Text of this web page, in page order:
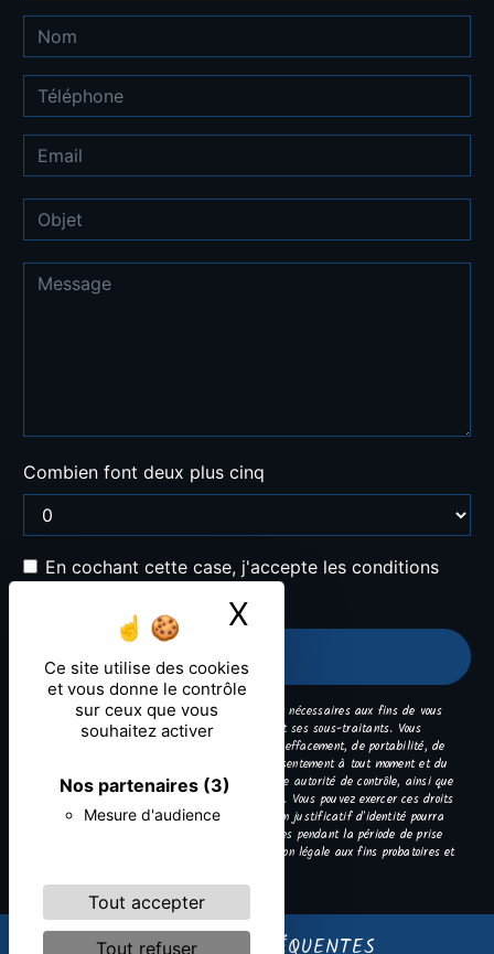
Ce site utilise des cookies
et vous donne le contrôle
sur ceux que vous
souhaitez activer
Nos partenaires (3)
Mesure d'audience
Tout accepter
Tout refuser
X
Combien font deux plus cinq
En cochant cette case, j'accepte les conditions
** Les données personnelles communiquées sont nécessaires aux fins de vous
contacter. Elles sont destinées à l'entreprise et ses sous-traitants. Vous
disposez de droits d’accès, de rectification, d’effacement, de portabilité, de
limitation, d’opposition, de retrait de votre consentement à tout moment et du
droit d’introduire une réclamation auprès d’une autorité de contrôle, ainsi que
d’organiser le sort de vos données post-mortem. Vous pouvez exercer ces droits
par voie postale ou par courrier électronique. Un justificatif d'identité pourra
vous être demandé. Nous conservons vos données pendant la période de prise
de contact puis pendant la durée de prescription légale aux fins probatoires et
RECHERCHES FRÉQUENTES